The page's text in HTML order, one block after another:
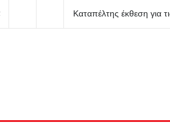
ΠΑΣΟΚ: Καταγγέλλει